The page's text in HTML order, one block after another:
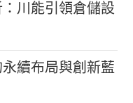
川能引領倉儲設
續布局與創新藍